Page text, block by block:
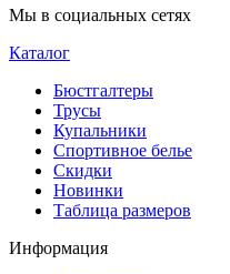
Мы в социальных сетях
Каталог
Бюстгалтеры
Трусы
Купальники
Спортивное белье
Скидки
Новинки
Таблица размеров
Информация